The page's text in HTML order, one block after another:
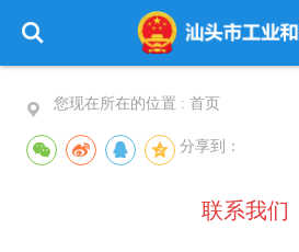
您现在所在的位置 : 首页
分享到：
联系我们